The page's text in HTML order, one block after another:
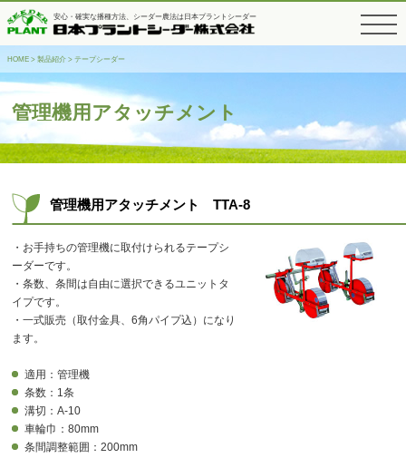
安心・確実な播種方法、シーダー農法は日本プラントシーダー
toggle
HOME > 製品紹介 > テープシーダー
管理機用アタッチメント
管理機用アタッチメント TTA-8
・お手持ちの管理機に取付けられるテープシ
ーダーです。
・条数、条間は自由に選択できるユニットタ
イプです。
・一式販売（取付金具、6角パイプ込）になり
ます。
適用：管理機
条数：1条
溝切：A-10
車輪巾：80mm
条間調整範囲：200mm